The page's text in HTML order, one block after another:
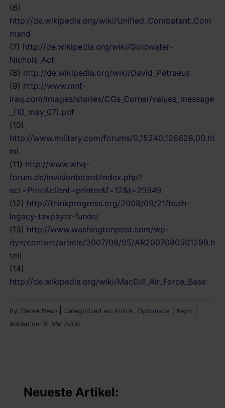
(6)
http://de.wikipedia.org/wiki/Unified_Combatant_Com
mand
(7) http://de.wikipedia.org/wiki/Goldwater-
Nichols_Act
(8) http://de.wikipedia.org/wiki/David_Petraeus
(9) http://www.mnf-
iraq.com/images/stories/CGs_Corner/values_message
_(10_may_07).pdf
(10)
http://www.military.com/forums/0,15240,126628,00.ht
ml
(11) http://www.whq-
forum.de/invisionboard/index.php?
act=Print&client=printer&f=12&t=25949
(12) http://thinkprogress.org/2008/09/21/bush-
legacy-taxpayer-funds/
(13) http://www.washingtonpost.com/wp-
dyn/content/article/2007/08/05/AR2007080501299.h
tml
(14)
http://de.wikipedia.org/wiki/MacDill_Air_Force_Base
By: Daniel Neun Categorized as: Politik, Diplomatie Keys:
Added on: 8. Mai 2009
Neueste Artikel: